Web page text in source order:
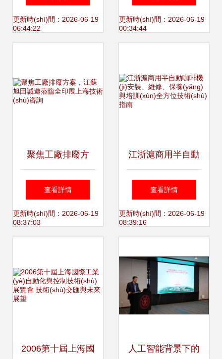
更新時(shí)間：2026-06-19
06:44:22
術(shù)分會在上海
學(xué)研融合開啟
更新時(shí)間：2026-06-19
00:34:44
聚焦工廠排廢方
案，江蘇旭田誠邀
蒞臨全印展上海技
查看詳情
更新時(shí)間：2026-06-19
08:37:03
江浙滬商用半自動
咖啡機(jī)安裝、維
修、保養(yǎng)與
術(shù)指南
查看詳情
更新時(shí)間：2026-06-19
08:39:16
2006第十屆上海國 人工智能背景下的